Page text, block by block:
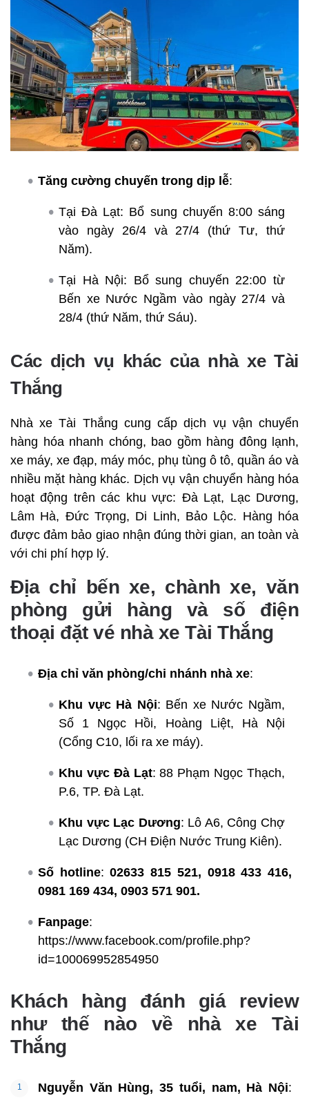
Tăng cường chuyến trong dịp lễ:
Tại Đà Lạt: Bổ sung chuyến 8:00 sáng
vào ngày 26/4 và 27/4 (thứ Tư, thứ
Năm).
Tại Hà Nội: Bổ sung chuyến 22:00 từ
Bến xe Nước Ngầm vào ngày 27/4 và
28/4 (thứ Năm, thứ Sáu).
Các dịch vụ khác của nhà xe Tài
Thắng
Nhà xe Tài Thắng cung cấp dịch vụ vận chuyển
hàng hóa nhanh chóng, bao gồm hàng đông lạnh,
xe máy, xe đạp, máy móc, phụ tùng ô tô, quần áo và
nhiều mặt hàng khác. Dịch vụ vận chuyển hàng hóa
hoạt động trên các khu vực: Đà Lạt, Lạc Dương,
Lâm Hà, Đức Trọng, Di Linh, Bảo Lộc. Hàng hóa
được đảm bảo giao nhận đúng thời gian, an toàn và
với chi phí hợp lý.
Địa chỉ bến xe, chành xe, văn
phòng gửi hàng và số điện
thoại đặt vé nhà xe Tài Thắng
Địa chỉ văn phòng/chi nhánh nhà xe:
Khu vực Hà Nội: Bến xe Nước Ngầm,
Số 1 Ngọc Hồi, Hoàng Liệt, Hà Nội
(Cổng C10, lối ra xe máy).
Khu vực Đà Lạt: 88 Phạm Ngọc Thạch,
P.6, TP. Đà Lạt.
Khu vực Lạc Dương: Lô A6, Công Chợ
Lạc Dương (CH Điện Nước Trung Kiên).
Số hotline:02633 815 521, 0918 433 416,
0981 169 434, 0903 571 901.
Fanpage:
https://www.facebook.com/profile.php?
id=100069952854950
Khách hàng đánh giá review
như thế nào về nhà xe Tài
Thắng
Nguyễn Văn Hùng, 35 tuổi, nam, Hà Nội: